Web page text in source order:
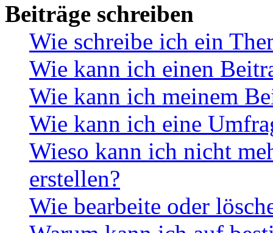
Beiträge schreiben
Wie schreibe ich ein
Wie kann ich einen
Wie kann ich meinem
Wie kann ich eine
Wieso kann ich nicht
erstellen?
Wie bearbeite oder